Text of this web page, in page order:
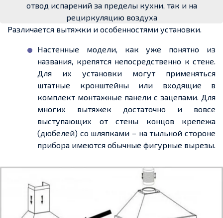
отвод испарений за пределы кухни, так и на
рециркуляцию воздуха
Различается вытяжки и особенностями установки.
Настенные модели, как уже понятно из
названия, крепятся непосредственно к стене.
Для их установки могут применяться
штатные кронштейны или входящие в
комплект монтажные панели c зацепами. Для
многих вытяжек достаточно и вовсе
выступающих от стены концов крепежа
(дюбелей) со шляпками – на тыльной стороне
прибора имеются обычные фигурные вырезы.